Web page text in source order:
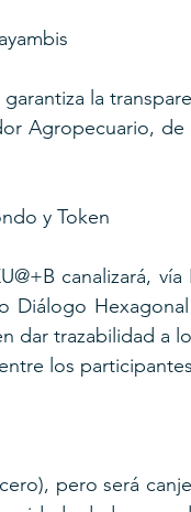
la
Agropecuario,
y Token
canalizará,
Diálogo
dar trazabilidad a
los
pero será